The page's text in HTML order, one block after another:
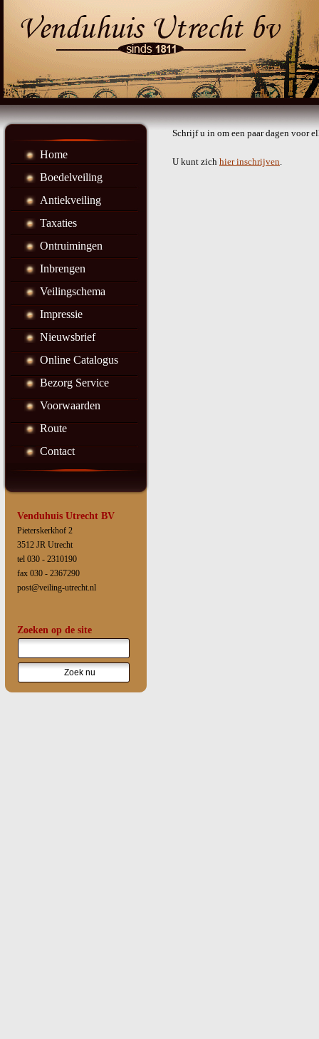
Home
Boedelveiling
Antiekveiling
Taxaties
Ontruimingen
Inbrengen
Veilingschema
Impressie
Nieuwsbrief
Online Catalogus
Bezorg Service
Voorwaarden
Route
Contact
Venduhuis Utrecht BV
Pieterskerkhof 2
3512 JR Utrecht
tel 030 - 2310190
fax 030 - 2367290
post@veiling-utrecht.nl
Zoeken op de site
Schrijf u in om een paar dagen voor
U kunt zich hier inschrijven.